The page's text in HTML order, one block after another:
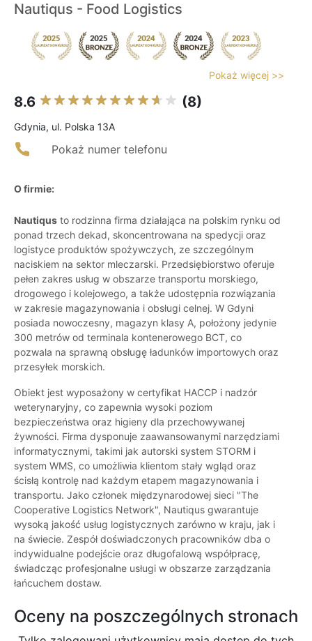
Nautiqus - Food Logistics
Pokaż więcej >>
8.6 (8)
Gdynia, ul. Polska 13A
Pokaż numer telefonu
O firmie:
Nautiqus to rodzinna firma działająca na polskim rynku od
ponad trzech dekad, skoncentrowana na spedycji oraz
logistyce produktów spożywczych, ze szczególnym
naciskiem na sektor mleczarski. Przedsiębiorstwo oferuje
pełen zakres usług w obszarze transportu morskiego,
drogowego i kolejowego, a także udostępnia rozwiązania
w zakresie magazynowania i obsługi celnej. W Gdyni
posiada nowoczesny, magazyn klasy A, położony jedynie
300 metrów od terminala kontenerowego BCT, co
pozwala na sprawną obsługę ładunków importowych oraz
przesyłek morskich.
Obiekt jest wyposażony w certyfikat HACCP i nadzór
weterynaryjny, co zapewnia wysoki poziom
bezpieczeństwa oraz higieny dla przechowywanej
żywności. Firma dysponuje zaawansowanymi narzędziami
informatycznymi, takimi jak autorski system STORM i
system WMS, co umożliwia klientom stały wgląd oraz
ścisłą kontrolę nad każdym etapem magazynowania i
transportu. Jako członek międzynarodowej sieci "The
Cooperative Logistics Network", Nautiqus gwarantuje
wysoką jakość usług logistycznych zarówno w kraju, jak i
na świecie. Zespół doświadczonych pracowników dba o
indywidualne podejście oraz długofalową współpracę,
świadcząc profesjonalne usługi w obszarze zarządzania
łańcuchem dostaw.
Oceny na poszczególnych stronach